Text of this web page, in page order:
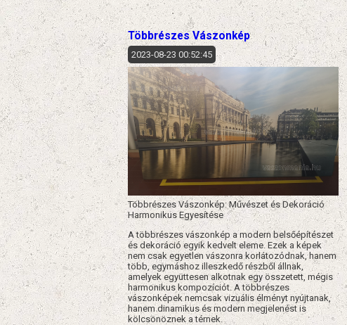
Többrészes Vászonkép
2023-08-23 00:52:45
Többrészes Vászonkép: Művészet és Dekoráció
Harmonikus Egyesítése
A többrészes vászonkép a modern belsőépítészet
és dekoráció egyik kedvelt eleme. Ezek a képek
nem csak egyetlen vászonra korlátozódnak, hanem
több, egymáshoz illeszkedő részből állnak,
amelyek együttesen alkotnak egy összetett, mégis
harmonikus kompozíciót. A többrészes
vászonképek nemcsak vizuális élményt nyújtanak,
hanem dinamikus és modern megjelenést is
kölcsönöznek a térnek.